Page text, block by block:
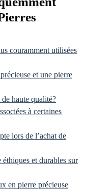
couramment utilisées
et une pierre
haute qualité?
à certaines
lors de l’achat de
et durables sur
en pierre précieuse